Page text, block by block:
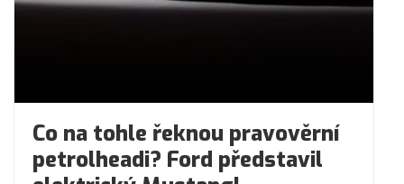
Co na tohle řeknou pravověrní
petrolheadi? Ford představil